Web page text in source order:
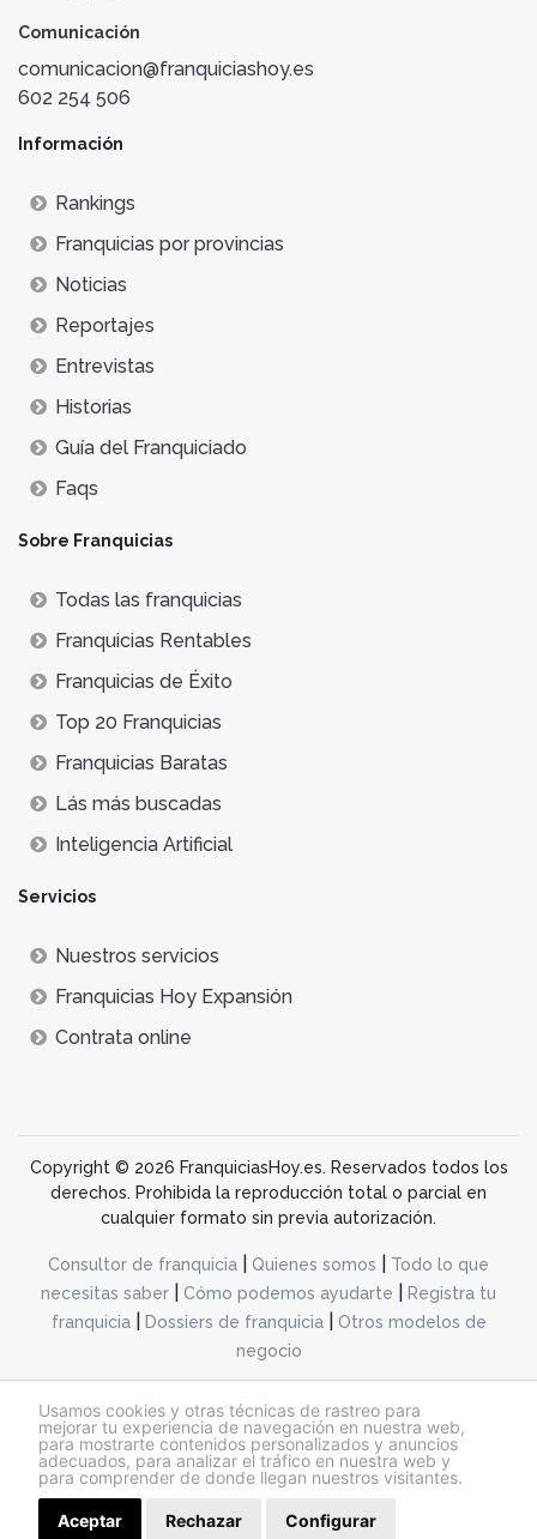
Usamos cookies y otras técnicas de rastreo para
mejorar tu experiencia de navegación en nuestra web,
para mostrarte contenidos personalizados y anuncios
adecuados, para analizar el tráfico en nuestra web y
para comprender de donde llegan nuestros visitantes.
Aceptar Rechazar Configurar
Comunicación
comunicacion@franquiciashoy.es
602 254 506
Información
Rankings
Franquicias por provincias
Noticias
Reportajes
Entrevistas
Historias
Guía del Franquiciado
Faqs
Sobre Franquicias
Todas las franquicias
Franquicias Rentables
Franquicias de Éxito
Top 20 Franquicias
Franquicias Baratas
Lás más buscadas
Inteligencia Artificial
Servicios
Nuestros servicios
Franquicias Hoy Expansión
Contrata online
Copyright © 2026 FranquiciasHoy.es. Reservados todos los
derechos. Prohibida la reproducción total o parcial en
cualquier formato sin previa autorización.
Consultor de franquicia Quienes somos
Todo lo que
necesitas saber
Cómo podemos ayudarte
Registra tu
franquicia| Dossiers de franquicia|
Otros modelos de
negocio
@franquiciashoy.es |Aviso legal| Política de cookies|Política de privacidad